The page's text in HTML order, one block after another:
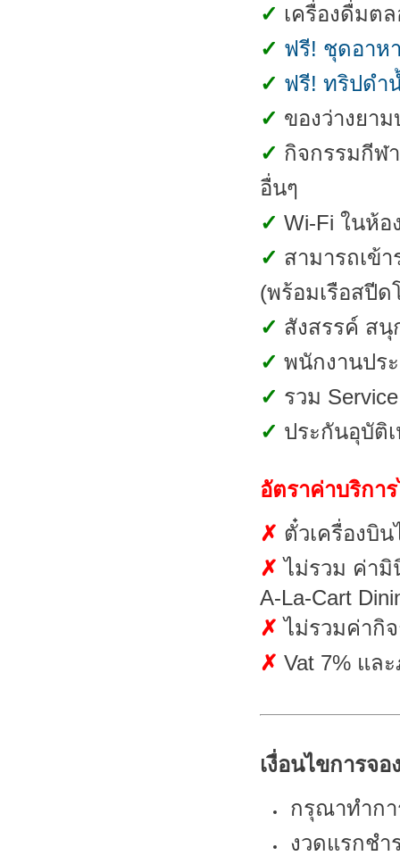
✓ เครื่องดื่มต
✓ ฟรี! ชุดอาห
✓ ฟรี! ทริปดำ
✓ ของว่างยา
✓ กิจกรรมกีฬ
อื่นๆ
✓ Wi-Fi ในห้อ
✓ สามารถเข้
(พร้อมเรือสปี
✓ สังสรรค์ ส
✓ พนักงานปร
✓ รวม
✓ ประกันอุบัติ
อัตราค่าบริกา
✗ ตั๋วเครื่องบิ
✗ ไม่รวม ค่ามิ
A-La-Cart
✗ ไม่รวมค่ากิ
✗ Vat 7% แล
เงื่อนไขการจอ
กรุณาทำกา
งวดแรกชำ